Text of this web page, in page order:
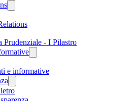
Prudenziale - I Pilastro
e informative